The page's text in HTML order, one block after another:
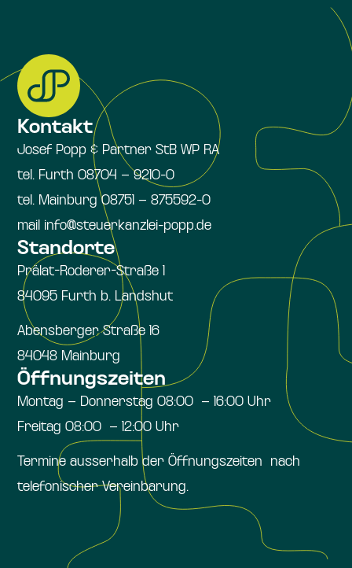
Kontakt
Josef Popp & Partner StB WP RA
tel. Furth 08704 – 9210-0
tel. Mainburg 08751 – 875592-0
mail info@steuerkanzlei-popp.de
Standorte
Prälat-Roderer-Straße 1
84095 Furth b. Landshut
Abensberger Straße 16
84048 Mainburg
Öffnungszeiten
Montag – Donnerstag 08:00 – 16:00 Uhr
Freitag 08:00 – 12:00 Uhr
Termine ausserhalb der Öffnungszeiten nach
telefonischer Vereinbarung.